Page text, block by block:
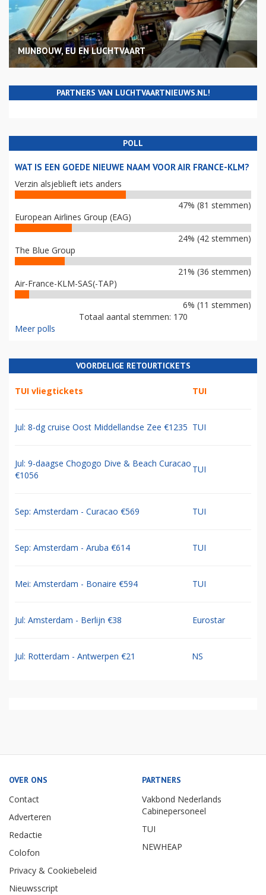
MIJNBOUW, EU EN LUCHTVAART
PARTNERS VAN LUCHTVAARTNIEUWS.NL!
POLL
WAT IS EEN GOEDE NIEUWE NAAM VOOR AIR FRANCE-KLM?
Verzin alsjeblieft iets anders
47% (81 stemmen)
European Airlines Group (EAG)
24% (42 stemmen)
The Blue Group
21% (36 stemmen)
Air-France-KLM-SAS(-TAP)
6% (11 stemmen)
Totaal aantal stemmen: 170
Meer polls
VOORDELIGE RETOURTICKETS
TUI vliegtickets TUI
Jul: 8-dg cruise Oost Middellandse Zee €1235 TUI
Jul: 9-daagse Chogogo Dive & Beach Curacao
€1056
TUI
Sep: Amsterdam - Curacao €569 TUI
Sep: Amsterdam - Aruba €614 TUI
Mei: Amsterdam - Bonaire €594 TUI
Jul: Amsterdam - Berlijn €38 Eurostar
Jul: Rotterdam - Antwerpen €21 NS
OVER ONS
Contact
Adverteren
Redactie
Colofon
Privacy & Cookiebeleid
Nieuwsscript
PARTNERS
Vakbond Nederlands
Cabinepersoneel
TUI
NEWHEAP